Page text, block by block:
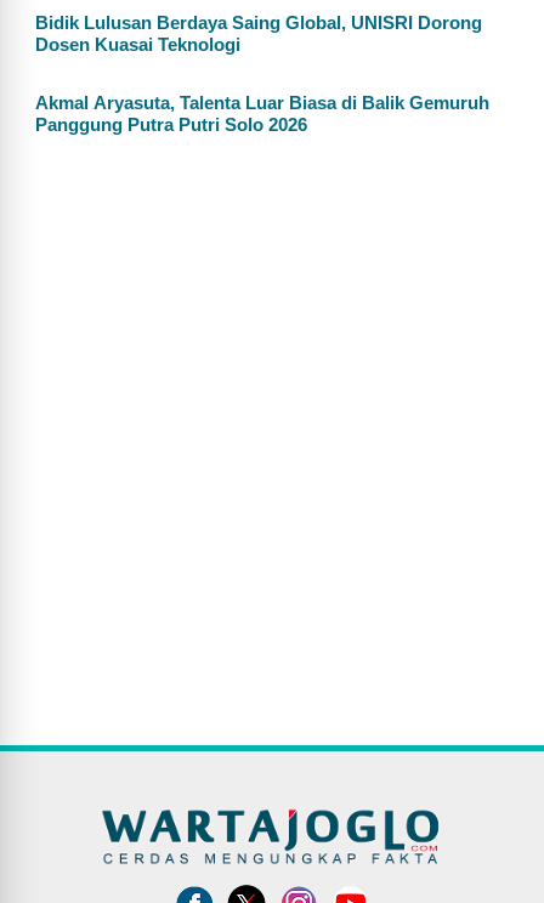
Bidik Lulusan Berdaya Saing Global, UNISRI Dorong
Dosen Kuasai Teknologi
Akmal Aryasuta, Talenta Luar Biasa di Balik Gemuruh
Panggung Putra Putri Solo 2026